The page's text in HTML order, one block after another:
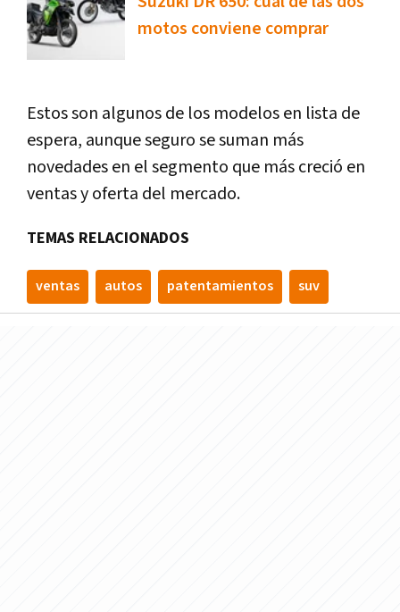
motos conviene comprar
Estos son algunos de los modelos en lista de
espera, aunque seguro se suman más
novedades en el segmento que más creció en
ventas y oferta del mercado.
TEMAS RELACIONADOS
ventas autos patentamientos suv